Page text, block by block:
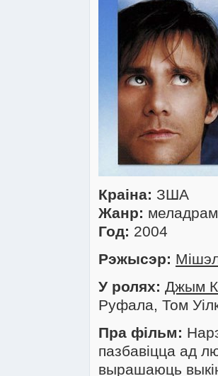
Краіна: ЗША
Жанр:
Год: 2004
Рэжысэр:
У ролях: Джым
Руфала, Том
Пра фільм:
пазбавіцца ад
вырашаюць